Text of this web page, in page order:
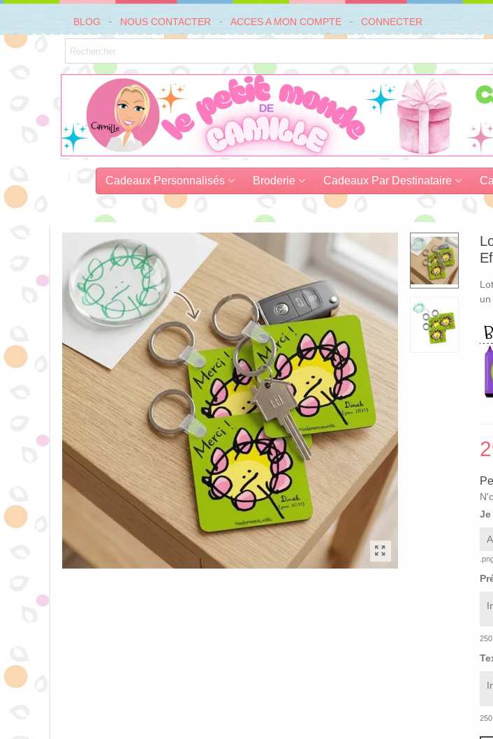
BLOG NOUS CONTACTER ACCES A MON COMPTE CONNECTER
Cadeaux Personnalisés Broderie Cadeaux Par Destinataire
Je